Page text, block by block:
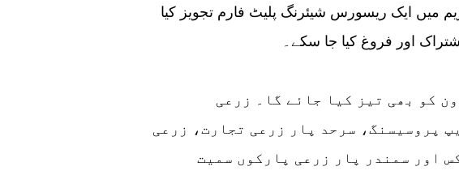
میں ایک ریسورس شیئرنگ پلیٹ فارم تجویز کیا
اور فروغ کیا جا سکے۔
کو بھی تیز کیا جائے گا۔ زرعی
پروسیسنگ، سرحد پار زرعی تجارت، زرعی
اور سمندر پار زرعی پارکوں سمیت